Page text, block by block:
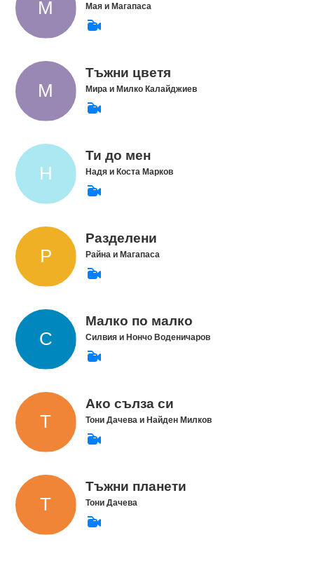
Мая и Магапаса
Тъжни цветя
Мира и Милко Калайджиев
Ти до мен
Надя и Коста Марков
Разделени
Райна и Магапаса
Малко по малко
Силвия и Нончо Воденичаров
Ако сълза си
Тони Дачева и Найден Милков
Тъжни планети
Тони Дачева